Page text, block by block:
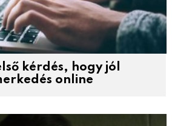
kérdés, hogy jól
online